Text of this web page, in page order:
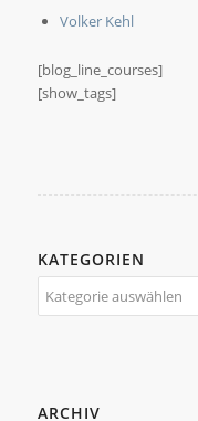
Volker Kehl
[blog_line_courses]
[show_tags]
KATEGORIEN
Kategorien
ARCHIV